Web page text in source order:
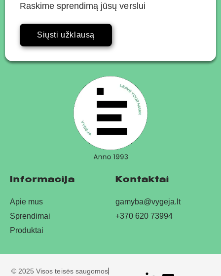
Raskime sprendimą jūsų verslui
Siųsti užklausą
Informacija
Apie mus
Sprendimai
Produktai
Kontaktai
gamyba@vygeja.lt
+370 620 73994
© 2025 Visos teisės saugomos